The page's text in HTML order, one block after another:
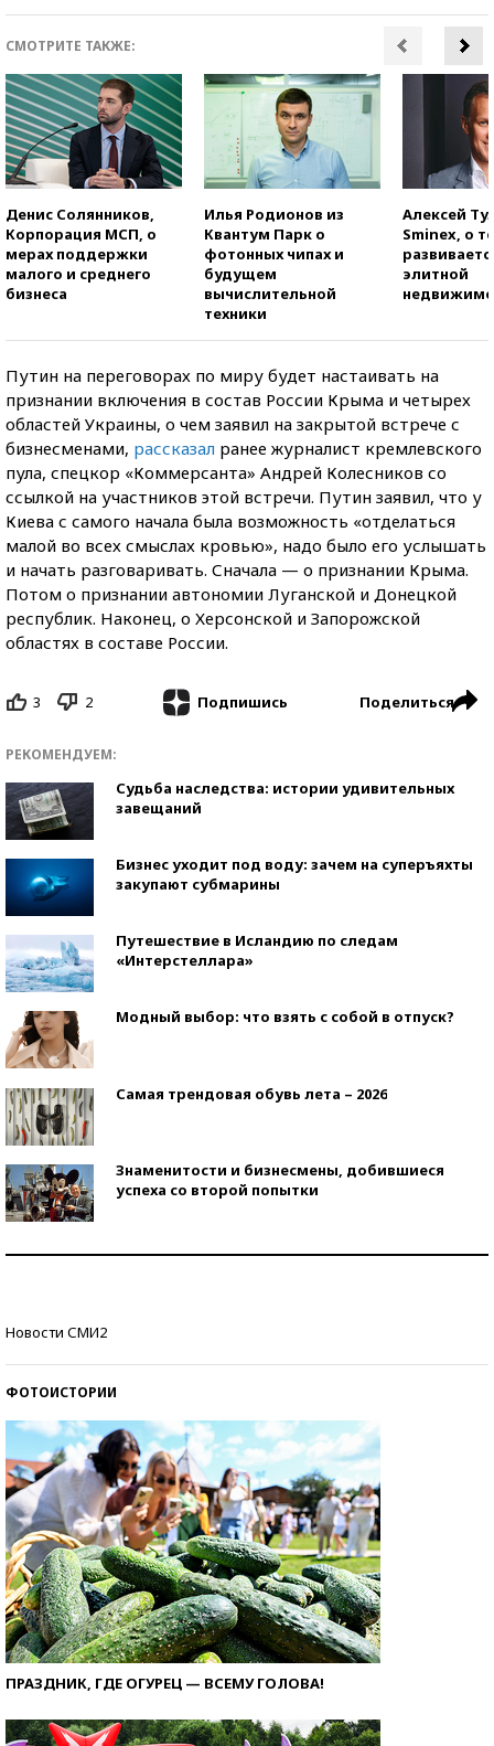
СМОТРИТЕ ТАКЖЕ:
Денис Солянников,
Корпорация МСП, о
мерах поддержки
малого и среднего
бизнеса
Илья Родионов из
Квантум Парк о
фотонных чипах и
будущем
вычислительной
техники
Алексей
Sminex, о
элитной
Путин на переговорах по миру будет настаивать на
признании включения в состав России Крыма и четырех
областей Украины, о чем заявил на закрытой встрече с
бизнесменами, рассказал ранее журналист кремлевского
пула, спецкор «Коммерсанта» Андрей Колесников со
ссылкой на участников этой встречи. Путин заявил, что у
Киева с самого начала была возможность «отделаться
малой во всех смыслах кровью», надо было его услышать
и начать разговаривать. Сначала — о признании Крыма.
Потом о признании автономии Луганской и Донецкой
республик. Наконец, о Херсонской и Запорожской
областях в составе России.
3 2 Подпишись Поделиться
РЕКОМЕНДУЕМ:
Судьба наследства: истории удивительных
завещаний
Бизнес уходит под воду: зачем на суперъяхты
закупают субмарины
Путешествие в Исландию по следам
«Интерстеллара»
Модный выбор: что взять с собой в отпуск?
Самая трендовая обувь лета – 2026
Знаменитости и бизнесмены, добившиеся
успеха со второй попытки
Новости СМИ2
ФОТОИСТОРИИ
ПРАЗДНИК, ГДЕ ОГУРЕЦ — ВСЕМУ ГОЛОВА!